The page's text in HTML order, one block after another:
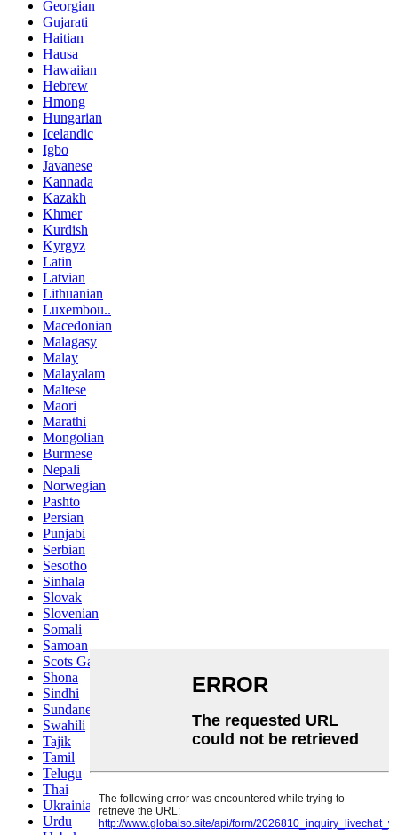
Georgian
Gujarati
Haitian
Hausa
Hawaiian
Hebrew
Hmong
Hungarian
Icelandic
Igbo
Javanese
Kannada
Kazakh
Khmer
Kurdish
Kyrgyz
Latin
Latvian
Lithuanian
Luxembou..
Macedonian
Malagasy
Malay
Malayalam
Maltese
Maori
Marathi
Mongolian
Burmese
Nepali
Norwegian
Pashto
Persian
Punjabi
Serbian
Sesotho
Sinhala
Slovak
Slovenian
Somali
Samoan
Scots Gaelic
Shona
Sindhi
Sundanese
Swahili
Tajik
Tamil
Telugu
Thai
Ukrainian
Urdu